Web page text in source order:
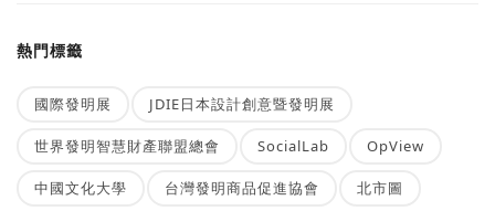
熱門標籤
國際發明展 JDIE日本設計創意暨發明展
世界發明智慧財產聯盟總會 SocialLab OpView
中國文化大學 台灣發明商品促進協會 北市圖